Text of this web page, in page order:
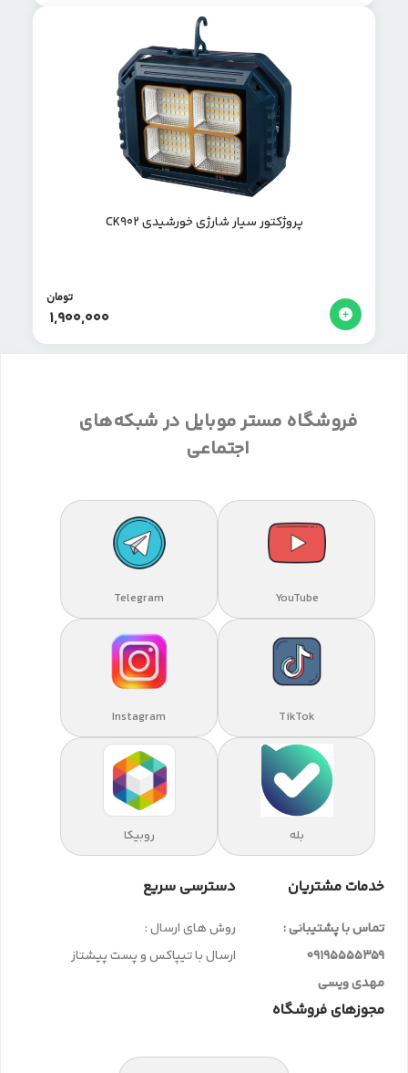
پروژکتور سیار شارژی خورشیدی CK902
1,900,000
تومان
فروشگاه مستر موبایل در شبکه‌های
اجتماعی
YouTube
Telegram
TikTok
Instagram
بله روبیکا
خدمات مشتریان
تماس با پشتیبانی :
09195555359
مهدی ویسی
دسترسی سریع
روش های ارسال :
ارسال با تیپاکس و پست پیشتاز
مجوزهای فروشگاه